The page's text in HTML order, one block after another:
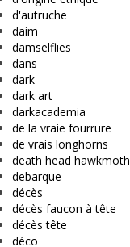
d'autruche
daim
damselflies
dans
dark
dark art
darkacademia
de la vraie fourrure
de vrais longhorns
death head hawkmoth
debarque
décès
décès faucon à tête
décès tête
déco